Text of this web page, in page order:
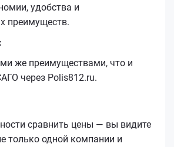
удобства и
преимуществ.
же преимуществами, что и
через Polis812.ru.
сравнить цены — вы видите
только одной компании и